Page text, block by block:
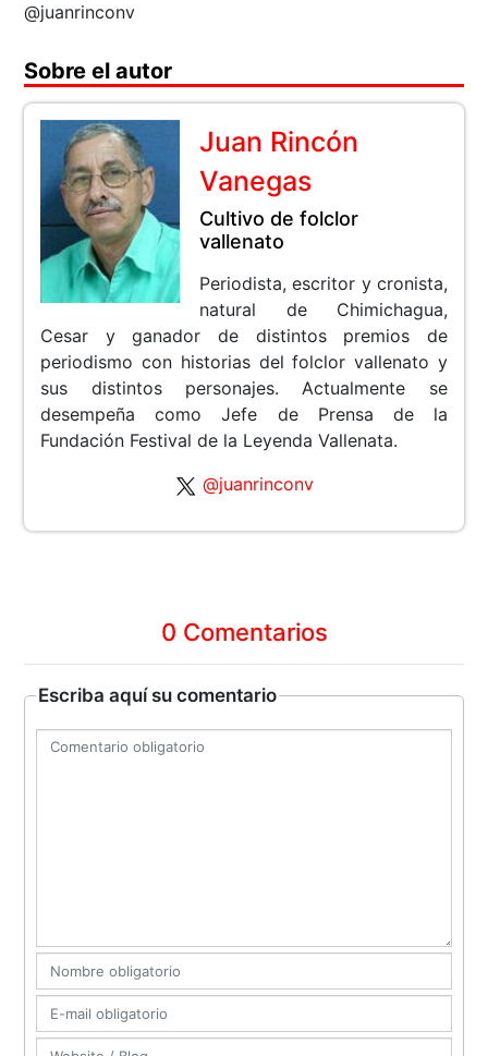
@juanrinconv
Sobre el autor
Juan Rincón
Vanegas
Cultivo de folclor
vallenato
Periodista, escritor y cronista,
natural de Chimichagua,
Cesar y ganador de distintos premios de
periodismo con historias del folclor vallenato y
sus distintos personajes. Actualmente se
desempeña como Jefe de Prensa de la
Fundación Festival de la Leyenda Vallenata.
@juanrinconv
0 Comentarios
Escriba aquí su comentario